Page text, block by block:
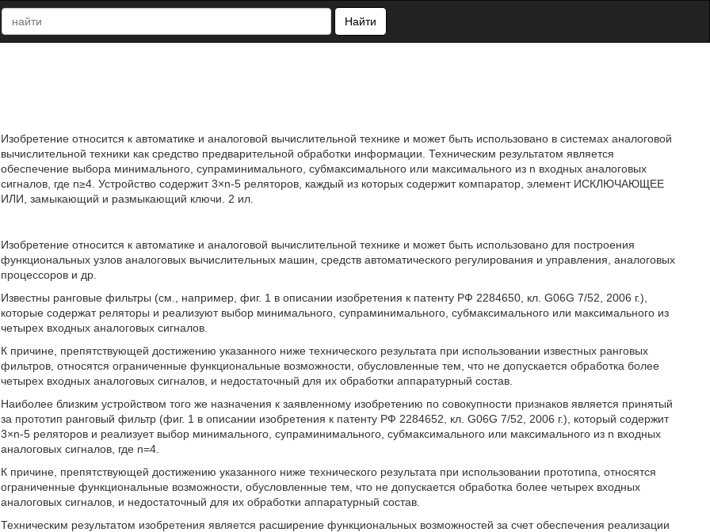
Найти
Изобретение относится к автоматике и аналоговой вычислительной технике и может быть использовано в системах аналоговой
вычислительной техники как средство предварительной обработки информации. Техническим результатом является
обеспечение выбора минимального, супраминимального, субмаксимального или максимального из n входных аналоговых
сигналов, где n≥4. Устройство содержит 3×n-5 реляторов, каждый из которых содержит компаратор, элемент ИСКЛЮЧАЮЩЕЕ
ИЛИ, замыкающий и размыкающий ключи. 2 ил.
Изобретение относится к автоматике и аналоговой вычислительной технике и может быть использовано для построения
функциональных узлов аналоговых вычислительных машин, средств автоматического регулирования и управления, аналоговых
процессоров и др.
Известны ранговые фильтры (см., например, фиг. 1 в описании изобретения к патенту РФ 2284650, кл. G06G 7/52, 2006 г.),
которые содержат реляторы и реализуют выбор минимального, супраминимального, субмаксимального или максимального из
четырех входных аналоговых сигналов.
К причине, препятствующей достижению указанного ниже технического результата при использовании известных ранговых
фильтров, относятся ограниченные функциональные возможности, обусловленные тем, что не допускается обработка более
четырех входных аналоговых сигналов, и недостаточный для их обработки аппаратурный состав.
Наиболее близким устройством того же назначения к заявленному изобретению по совокупности признаков является принятый
за прототип ранговый фильтр (фиг. 1 в описании изобретения к патенту РФ 2284652, кл. G06G 7/52, 2006 г.), который содержит
3×n-5 реляторов и реализует выбор минимального, супраминимального, субмаксимального или максимального из n входных
аналоговых сигналов, где n=4.
К причине, препятствующей достижению указанного ниже технического результата при использовании прототипа, относятся
ограниченные функциональные возможности, обусловленные тем, что не допускается обработка более четырех входных
аналоговых сигналов, и недостаточный для их обработки аппаратурный состав.
Техническим результатом изобретения является расширение функциональных возможностей за счет обеспечения реализации